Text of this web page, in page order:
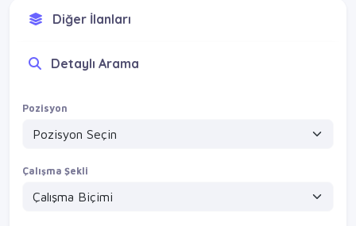
Diğer İlanları
Detaylı Arama
Pozisyon
Çalışma Şekli